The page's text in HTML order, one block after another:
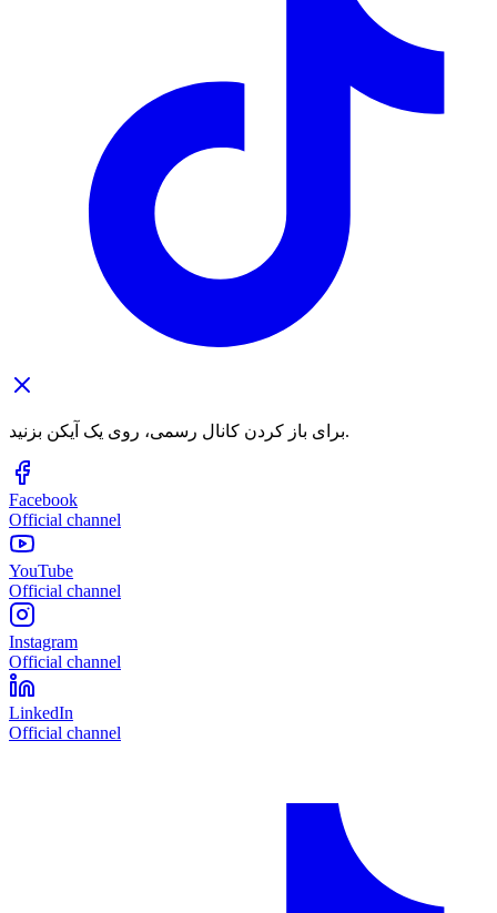
برای باز کردن کانال رسمی، روی یک آیکن بزنید.
Facebook
Official channel
YouTube
Official channel
Instagram
Official channel
LinkedIn
Official channel